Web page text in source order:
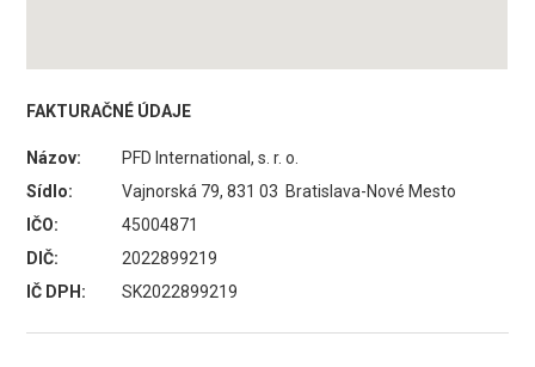
FAKTURAČNÉ ÚDAJE
Názov:
PFD International, s. r. o.
Sídlo:
Vajnorská 79, 831 03 Bratislava-Nové Mesto
IČO:
45004871
DIČ:
2022899219
IČ DPH:
SK2022899219